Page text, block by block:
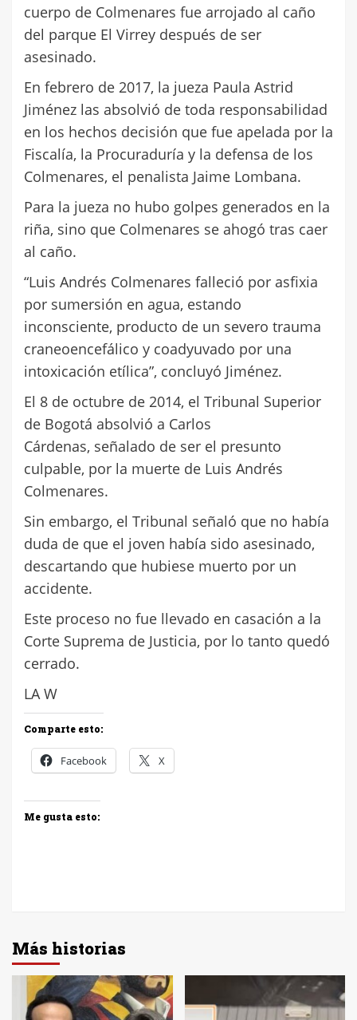
cuerpo de Colmenares fue arrojado al caño
del parque El Virrey después de ser
asesinado.
En febrero de 2017, la jueza Paula Astrid
Jiménez las absolvió de toda responsabilidad
en los hechos decisión que fue apelada por la
Fiscalía, la Procuraduría y la defensa de los
Colmenares, el penalista Jaime Lombana.
Para la jueza no hubo golpes generados en la
riña, sino que Colmenares se ahogó tras caer
al caño.
“Luis Andrés Colmenares falleció por asfixia
por sumersión en agua, estando
inconsciente, producto de un severo trauma
craneoencefálico y coadyuvado por una
intoxicación etílica”, concluyó Jiménez.
El 8 de octubre de 2014, el Tribunal Superior
de Bogotá absolvió a Carlos
Cárdenas, señalado de ser el presunto
culpable, por la muerte de Luis Andrés
Colmenares.
Sin embargo, el Tribunal señaló que no había
duda de que el joven había sido asesinado,
descartando que hubiese muerto por un
accidente.
Este proceso no fue llevado en casación a la
Corte Suprema de Justicia, por lo tanto quedó
cerrado.
LA W
Comparte esto:
Facebook X
Me gusta esto:
Más historias